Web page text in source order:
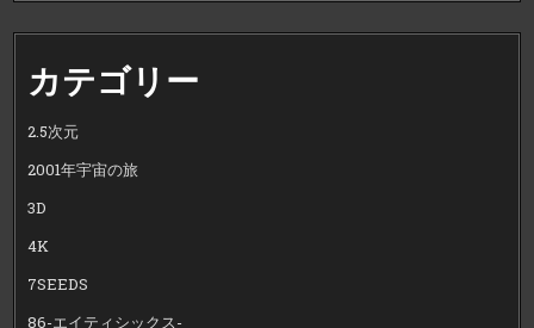
カテゴリー
2.5次元
2001年宇宙の旅
3D
4K
7SEEDS
86-エイティシックス-